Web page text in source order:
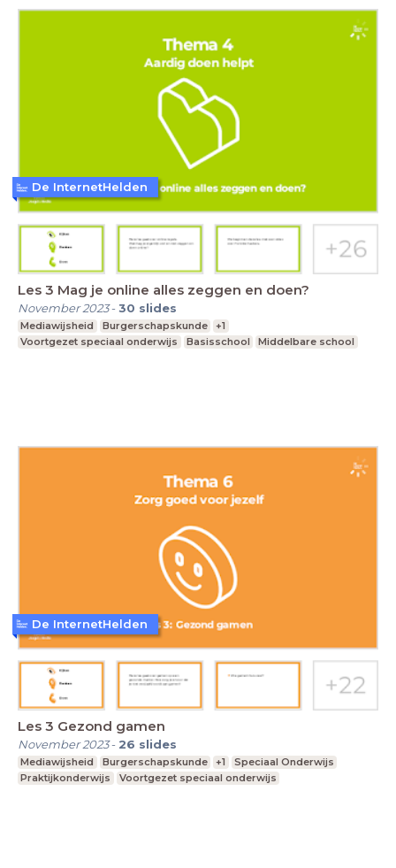
Les 3 Mag je online alles zeggen en doen?
November 2023-30 slides
Mediawijsheid Burgerschapskunde
+1
Voortgezet speciaal onderwijs
Basisschool Middelbare school
De InternetHelden
Les 3 Gezond gamen
November 2023- 26 slides
Mediawijsheid Burgerschapskunde +1
Speciaal Onderwijs
Praktijkonderwijs
Voortgezet speciaal onderwijs
De InternetHelden